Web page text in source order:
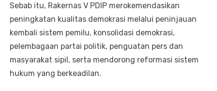
Sebab itu, Rakernas V PDIP merokemendasikan
peningkatan kualitas demokrasi melalui peninjauan
kembali sistem pemilu, konsolidasi demokrasi,
pelembagaan partai politik, penguatan pers dan
masyarakat sipil, serta mendorong reformasi sistem
hukum yang berkeadilan.